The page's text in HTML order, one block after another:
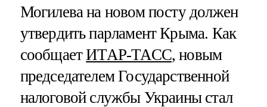
Могилева на новом посту должен
утвердить парламент Крыма. Как
сообщаетИТАР-ТАСС, новым
председателем Государственной
налоговой службы Украины стал